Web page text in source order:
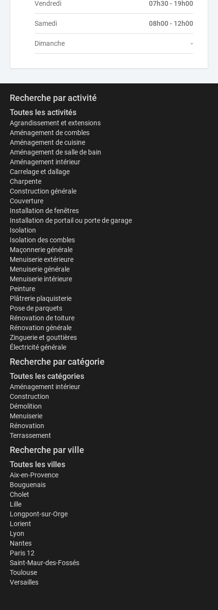
Vendredi 07h30 - 19h00
Samedi 08h00 - 12h00
Dimanche -
Recherche par activité
Toutes les activités
Agrandissement et extensions
Aménagement de combles
Aménagement de cuisine
Aménagement de salle de bain
Aménagement intérieur
Carrelage et dallage
Charpente
Construction générale
Couverture
Installation de fenêtres
Installation de portail ou porte de garage
Isolation
Isolation des combles
Maçonnerie générale
Menuiserie extérieure
Menuiserie générale
Menuiserie intérieure
Peinture
Plâtrerie plaquisterie
Pose de parquets
Rénovation de toiture
Rénovation générale
Zinguerie et gouttières
Électricité générale
Recherche par catégorie
Toutes les catégories
Aménagement intérieur
Construction
Démolition
Menuiserie
Rénovation
Terrassement
Recherche par ville
Toutes les villes
Aix-en-Provence
Bouguenais
Cholet
Lille
Longpont-sur-Orge
Lorient
Lyon
Nantes
Paris 12
Saint-Maur-des-Fossés
Toulouse
Versailles